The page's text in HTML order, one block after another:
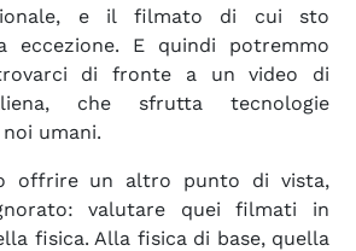
e il filmato di cui sto
eccezione. E quindi potremmo
di fronte a un video di
che sfrutta tecnologie
umani.
offrire un altro punto di vista,
valutare quei filmati in
fisica. Alla fisica di base, quella